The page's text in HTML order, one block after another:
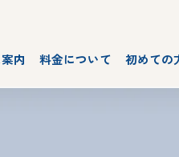
内 料金について 初めての